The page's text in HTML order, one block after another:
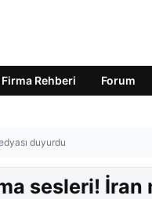
Firma Rehberi Forum
duyurdu
sesleri! İran